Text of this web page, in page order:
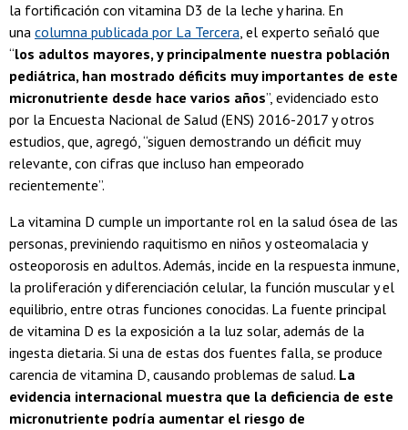
la fortificación con vitamina D3 de la leche y harina. En
una columna publicada por La Tercera, el experto señaló que
“los adultos mayores, y principalmente nuestra población
pediátrica, han mostrado déficits muy importantes de este
micronutriente desde hace varios años”, evidenciado esto
por la Encuesta Nacional de Salud (ENS) 2016-2017 y otros
estudios, que, agregó, “siguen demostrando un déficit muy
relevante, con cifras que incluso han empeorado
recientemente”.
La vitamina D cumple un importante rol en la salud ósea de las
personas, previniendo raquitismo en niños y osteomalacia y
osteoporosis en adultos. Además, incide en la respuesta inmune,
la proliferación y diferenciación celular, la función muscular y el
equilibrio, entre otras funciones conocidas. La fuente principal
de vitamina D es la exposición a la luz solar, además de la
ingesta dietaria. Si una de estas dos fuentes falla, se produce
carencia de vitamina D, causando problemas de salud. La
evidencia internacional muestra que la deficiencia de este
micronutriente podría aumentar el riesgo de